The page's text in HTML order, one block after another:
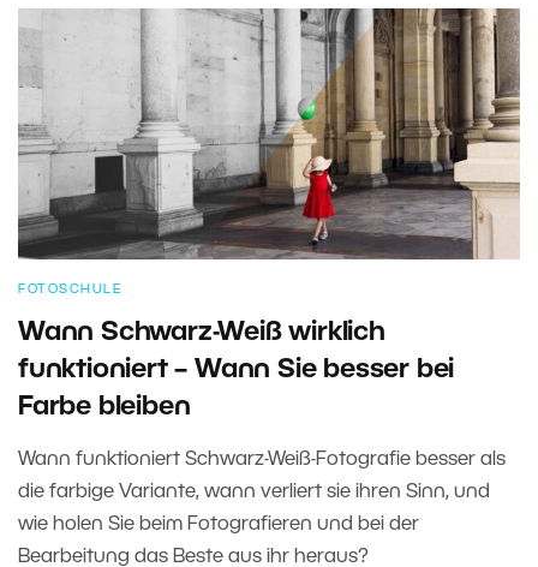
FOTOSCHULE
Wann Schwarz-Weiß wirklich
funktioniert – Wann Sie besser bei
Farbe bleiben
Wann funktioniert Schwarz-Weiß-Fotografie besser als
die farbige Variante, wann verliert sie ihren Sinn, und
wie holen Sie beim Fotografieren und bei der
Bearbeitung das Beste aus ihr heraus?